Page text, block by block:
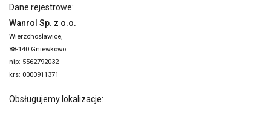
Dane rejestrowe:
Wanrol Sp. z o.o.
Wierzchosławice,
88-140 Gniewkowo
nip: 5562792032
krs: 0000911371
Obsługujemy lokalizacje: